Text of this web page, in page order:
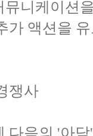
니케이션
가 액션을
쟁사